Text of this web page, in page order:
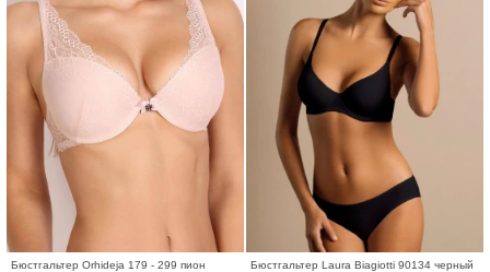
Бюстгальтер Orhideja 179 - 299 пион
Бюстгальтер Laura Biagiotti 90134 черный